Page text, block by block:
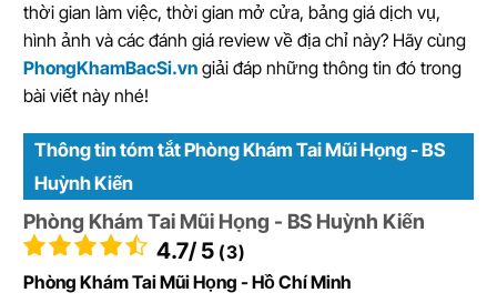
thời gian làm việc, thời gian mở cửa, bảng giá dịch vụ,
hình ảnh và các đánh giá review về địa chỉ này? Hãy cùng
PhongKhamBacSi.vn giải đáp những thông tin đó trong
bài viết này nhé!
Thông tin tóm tắt Phòng Khám Tai Mũi Họng - BS
Huỳnh Kiến
Phòng Khám Tai Mũi Họng - BS Huỳnh Kiến
4.7/ 5 (3)
Phòng Khám Tai Mũi Họng - Hồ Chí Minh